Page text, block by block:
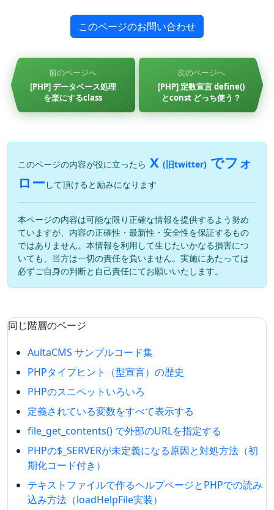
このページのお問い合わせ
前のページへ
[PHP] データベース処理
を楽にするclass
次のページへ
[PHP] 定数宣言 define()
とconst どっち使う？
このページの内容が役に立ったら X (旧twitter) でフォ
ロー して頂けると励みになります
本ページの内容は可能な限り正確な情報を提供するよう努め
ていますが、内容の正確性・最新性・安全性を保証するもの
ではありません。本情報を利用して生じたいかなる損害につ
いても、当方は一切の責任を負いません。実施にあたっては
必ずご自身の判断と自己責任にてお願いいたします。
同じ階層のページ
AultaCMS サンプルコード集
PHPタイプヒント（型宣言）の歴史
PHPのスニペットいろいろ
定義されている変数をすべて表示する
file_get_contents() で外部のURLを指定する
PHPの$_SERVERが未定義になる原因と対処方法（初
期化コード付き）
テキストファイルで作るヘルプページとPHPでの読み
込み方法（loadHelpFile実装）